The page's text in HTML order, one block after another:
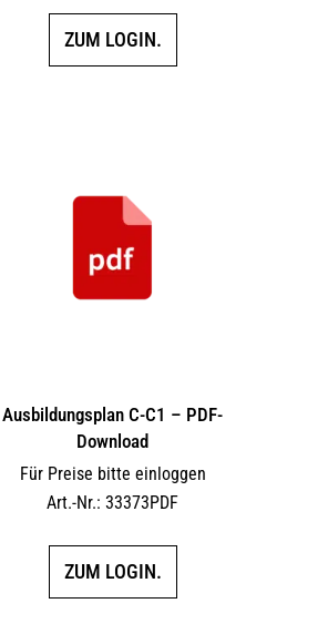
ZUM LOGIN.
Ausbildungsplan C-C1 – PDF-
Download
Für Preise bitte einloggen
Art.-Nr.: 33373PDF
ZUM LOGIN.